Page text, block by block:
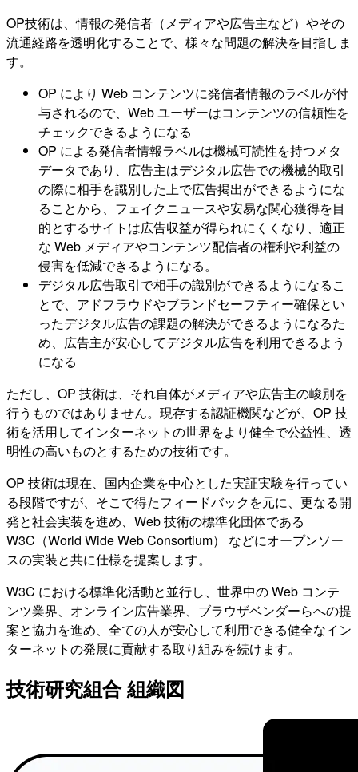
OP技術は、情報の発信者（メディアや広告主など）やその
流通経路を透明化することで、様々な問題の解決を目指しま
す。
OP により Web コンテンツに発信者情報のラベルが付
与されるので、Web ユーザーはコンテンツの信頼性を
チェックできるようになる
OP による発信者情報ラベルは機械可読性を持つメタ
データであり、広告主はデジタル広告での機械的取引
の際に相手を識別した上で広告掲出ができるようにな
ることから、フェイクニュースや安易な関心獲得を目
的とするサイトは広告収益が得られにくくなり、適正
な Web メディアやコンテンツ配信者の権利や利益の
侵害を低減できるようになる。
デジタル広告取引で相手の識別ができるようになるこ
とで、アドフラウドやブランドセーフティー確保とい
ったデジタル広告の課題の解決ができるようになるた
め、広告主が安心してデジタル広告を利用できるよう
になる
ただし、OP 技術は、それ自体がメディアや広告主の峻別を
行うものではありません。現存する認証機関などが、OP 技
術を活用してインターネットの世界をより健全で公益性、透
明性の高いものとするための技術です。
OP 技術は現在、国内企業を中心とした実証実験を行ってい
る段階ですが、そこで得たフィードバックを元に、更なる開
発と社会実装を進め、Web 技術の標準化団体である
W3C（World Wide Web Consortium） などにオープンソー
スの実装と共に仕様を提案します。
W3C における標準化活動と並行し、世界中の Web コンテ
ンツ業界、オンライン広告業界、ブラウザベンダーらへの提
案と協力を進め、全ての人が安心して利用できる健全なイン
ターネットの発展に貢献する取り組みを続けます。
技術研究組合 組織図